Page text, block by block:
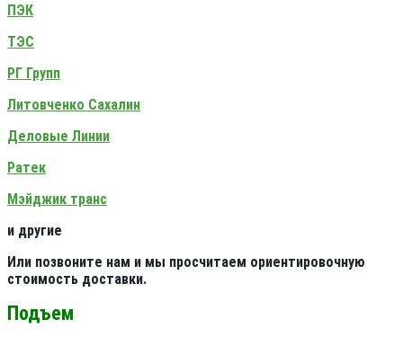
ПЭК
ТЭС
РГ Групп
Литовченко Сахалин
Деловые Линии
Ратек
Мэйджик транс
и другие
Или позвоните нам и мы просчитаем ориентировочную
стоимость доставки.
Подъем